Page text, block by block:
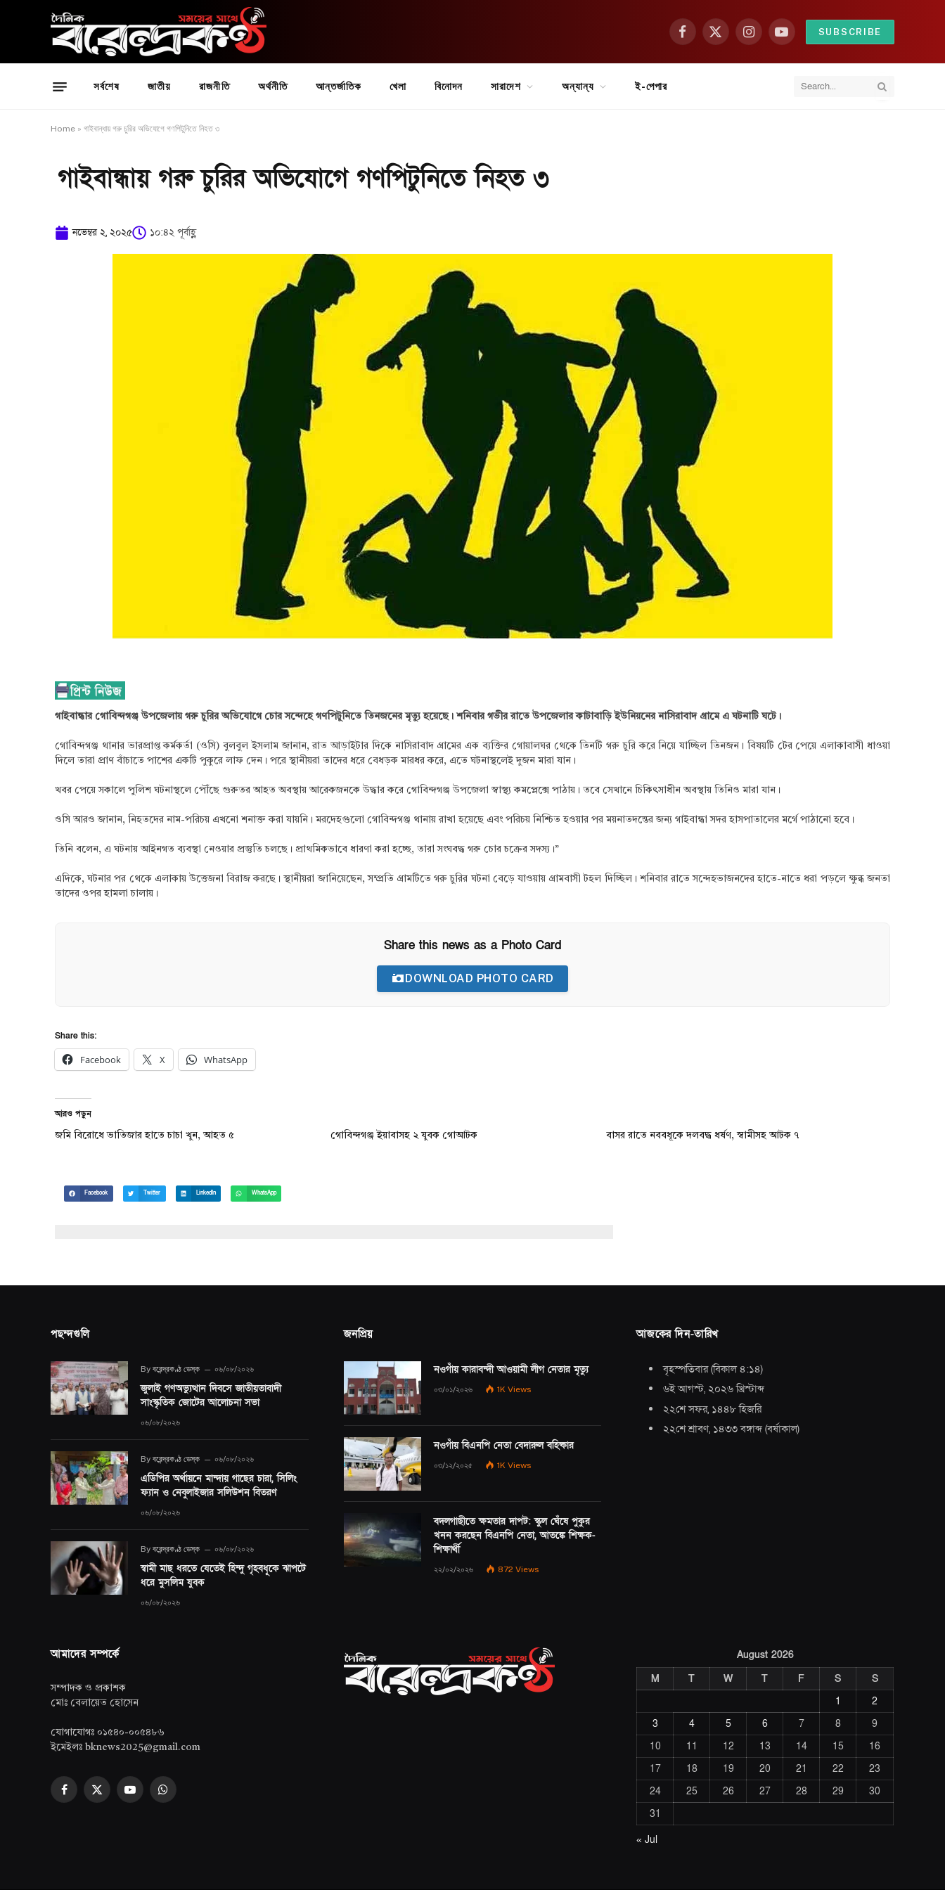
Facebook
X
InstagramYouTubeSUBSCRIBE
সর্বশেষ জাতীয় রাজনীতি অর্থনীতি আন্তর্জাতিক খেলা বিনোদন সারাদেশ অন্যান্য ই-পেপার
Home » গাইবান্ধায় গরু চুরির অভিযোগে গণপিটুনিতে নিহত ৩
গাইবান্ধায় গরু চুরির অভিযোগে গণপিটুনিতে নিহত ৩
নভেম্বর ২, ২০২৫ ১০:৪২ পূর্বাহ্ণ
গাইবান্ধার গোবিন্দগঞ্জ উপজেলায় গরু চুরির অভিযোগে চোর সন্দেহে গণপিটুনিতে তিনজনের মৃত্যু হয়েছে। শনিবার গভীর রাতে উপজেলার কাটাবাড়ি ইউনিয়নের নাসিরাবাদ গ্রামে এ ঘটনাটি ঘটে।
গোবিন্দগঞ্জ থানার ভারপ্রাপ্ত কর্মকর্তা (ওসি) বুলবুল ইসলাম জানান, রাত আড়াইটার দিকে নাসিরাবাদ গ্রামের এক ব্যক্তির গোয়ালঘর থেকে তিনটি গরু চুরি করে নিয়ে যাচ্ছিল তিনজন। বিষয়টি টের পেয়ে এলাকাবাসী ধাওয়া
দিলে তারা প্রাণ বাঁচাতে পাশের একটি পুকুরে লাফ দেন। পরে স্থানীয়রা তাদের ধরে বেধড়ক মারধর করে, এতে ঘটনাস্থলেই দুজন মারা যান।
খবর পেয়ে সকালে পুলিশ ঘটনাস্থলে পৌঁছে গুরুতর আহত অবস্থায় আরেকজনকে উদ্ধার করে গোবিন্দগঞ্জ উপজেলা স্বাস্থ্য কমপ্লেক্সে পাঠায়। তবে সেখানে চিকিৎসাধীন অবস্থায় তিনিও মারা যান।
ওসি আরও জানান, নিহতদের নাম-পরিচয় এখনো শনাক্ত করা যায়নি। মরদেহগুলো গোবিন্দগঞ্জ থানায় রাখা হয়েছে এবং পরিচয় নিশ্চিত হওয়ার পর ময়নাতদন্তের জন্য গাইবান্ধা সদর হাসপাতালের মর্গে পাঠানো হবে।
তিনি বলেন, এ ঘটনায় আইনগত ব্যবস্থা নেওয়ার প্রস্তুতি চলছে। প্রাথমিকভাবে ধারণা করা হচ্ছে, তারা সংঘবদ্ধ গরু চোর চক্রের সদস্য।”
এদিকে, ঘটনার পর থেকে এলাকায় উত্তেজনা বিরাজ করছে। স্থানীয়রা জানিয়েছেন, সম্প্রতি গ্রামটিতে গরু চুরির ঘটনা বেড়ে যাওয়ায় গ্রামবাসী টহল দিচ্ছিল। শনিবার রাতে সন্দেহভাজনদের হাতে-নাতে ধরা পড়লে ক্ষুব্ধ জনতা
তাদের ওপর হামলা চালায়।
Share this news as a Photo Card
DOWNLOAD PHOTO CARD
Share this:
Facebook X WhatsApp
আরও পড়ুন
জমি বিরোধে ভাতিজার হাতে চাচা খুন, আহত ৫ গোবিন্দগঞ্জ ইয়াবাসহ ২ যুবক গোআটক বাসর রাতে নববধূকে দলবদ্ধ ধর্ষণ, স্বামীসহ আটক ৭
Facebook Twitter LinkedIn WhatsApp
পছন্দগুলি
By বরেন্দ্রকণ্ঠ ডেস্ক ০৬/০৮/২০২৬
জুলাই গণঅভ্যুত্থান দিবসে জাতীয়তাবাদী
সাংস্কৃতিক জোটের আলোচনা সভা
০৬/০৮/২০২৬
By বরেন্দ্রকণ্ঠ ডেস্ক ০৬/০৮/২০২৬
এডিপির অর্থায়নে মান্দায় গাছের চারা, সিলিং
ফ্যান ও নেবুলাইজার সলিউশন বিতরণ
০৬/০৮/২০২৬
By বরেন্দ্রকণ্ঠ ডেস্ক ০৬/০৮/২০২৬
স্বামী মাছ ধরতে যেতেই হিন্দু গৃহবধূকে ঝাপটে
ধরে মুসলিম যুবক
০৬/০৮/২০২৬
জনপ্রিয়
নওগাঁয় কারাবন্দী আওয়ামী লীগ নেতার মৃত্যু
০৩/০১/২০২৬ 1K Views
নওগাঁয় বিএনপি নেতা বেদারুল বহিষ্কার
০৩/১২/২০২৫ 1K Views
বদলগাছীতে ক্ষমতার দাপট: স্কুল ঘেঁষে পুকুর
খনন করছেন বিএনপি নেতা, আতঙ্কে শিক্ষক-
শিক্ষার্থী
২২/০২/২০২৬ 872 Views
আজকের দিন-তারিখ
বৃহস্পতিবার(বিকাল ৪:১৪)
৬ই আগস্ট, ২০২৬ খ্রিস্টাব্দ
২২শে সফর, ১৪৪৮ হিজরি
২২শে শ্রাবণ, ১৪৩৩ বঙ্গাব্দ (বর্ষাকাল)
আমাদের সম্পর্কে
সম্পাদক ও প্রকাশক
মোঃ বেলায়েত হোসেন
যোগাযোগঃ ০১৫৪০-০০৫৪৮৬
ইমেইলঃ bknews2025@gmail.com
Facebook
X
YouTubeWhatsApp
August 2026
M
T W T F S
S
1
2
3
4 5 6 7 8
9
10
11 12 13 14 15
16
17
18 19 20 21 22
23
24
25 26 27 28 29
30
31
« Jul